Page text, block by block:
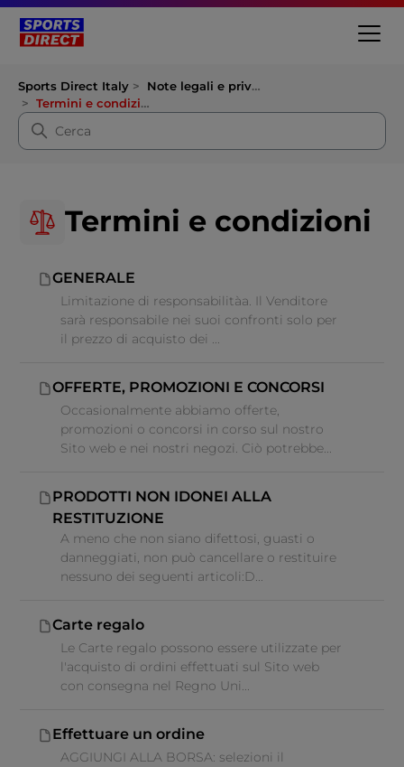
Sports Direct Italy
Note legali e privacy
Termini e condizioni
Termini e condizioni
GENERALE
Limitazione di responsabilitàa. Il Venditore
sarà responsabile nei suoi confronti solo per
il prezzo di acquisto dei ...
OFFERTE, PROMOZIONI E CONCORSI
Occasionalmente abbiamo offerte,
promozioni o concorsi in corso sul nostro
Sito web e nei nostri negozi. Ciò potrebbe...
PRODOTTI NON IDONEI ALLA
RESTITUZIONE
A meno che non siano difettosi, guasti o
danneggiati, non può cancellare o restituire
nessuno dei seguenti articoli:D...
Carte regalo
Le Carte regalo possono essere utilizzate per
l'acquisto di ordini effettuati sul Sito web
con consegna nel Regno Uni...
Effettuare un ordine
AGGIUNGI ALLA BORSA: selezioni il